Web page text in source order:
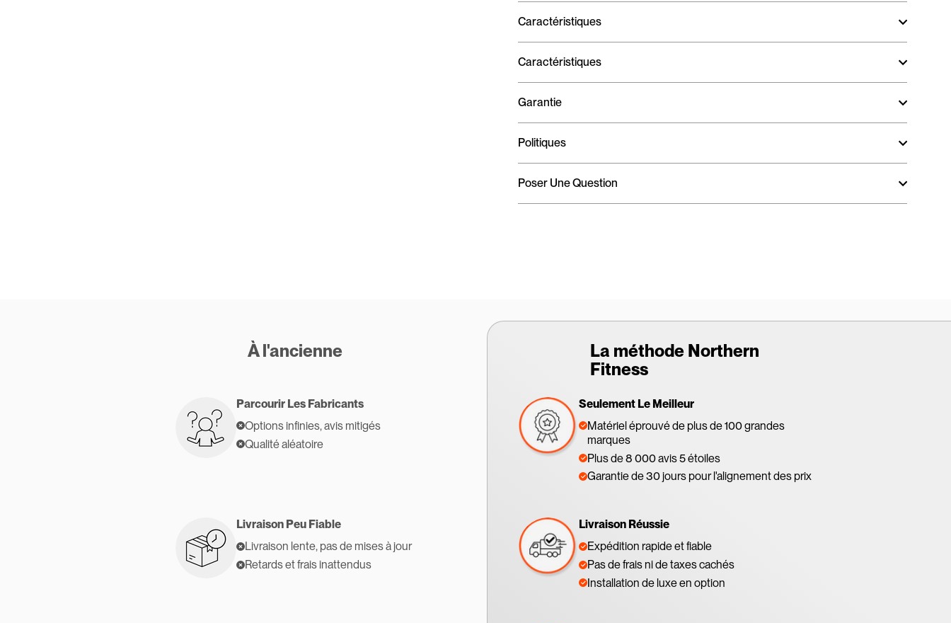
Caractéristiques
Caractéristiques
Garantie
Politiques
Poser Une Question
À l'ancienne
La méthode Northern
Fitness
Parcourir Les Fabricants
Options infinies, avis mitigés
Qualité aléatoire
Seulement Le Meilleur
Matériel éprouvé de plus de 100 grandes
marques
Plus de 8 000 avis 5 étoiles
Garantie de 30 jours pour l'alignement des prix
Livraison Peu Fiable
Livraison lente, pas de mises à jour
Retards et frais inattendus
Livraison Réussie
Expédition rapide et fiable
Pas de frais ni de taxes cachés
Installation de luxe en option